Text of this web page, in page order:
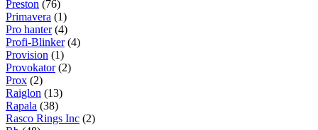
Preston (76)
Primavera (1)
Pro hanter(4)
Profi-Blinker(4)
Provision (1)
Provokator(2)
Prox (2)
Raiglon (13)
Rapala (38)
Rasco Rings Inc (2)